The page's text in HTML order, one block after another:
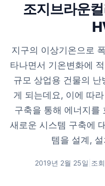
조지브라운
지구의 이상기온으로
타나면서 기온변화에
규모 상업용 건물의
게 되는데요, 이에 따
구축을 통해 에너지를
새로운 시스템 구축에
템을 설계,
2019년 2월 25일 조회